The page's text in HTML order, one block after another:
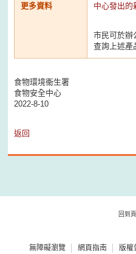
更多資料 中心發出的
市民可於辦
查詢上述產
食物環境衞生署
食物安全中心
2022-8-10
返回
回到
無障礙瀏覽 網頁指南 版權